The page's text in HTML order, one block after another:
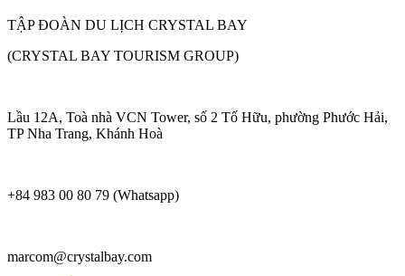
TẬP ĐOÀN DU LỊCH CRYSTAL BAY
(CRYSTAL BAY TOURISM GROUP)
Lầu 12A, Toà nhà VCN Tower, số 2 Tố Hữu, phường Phước Hải,
TP Nha Trang, Khánh Hoà
+84 983 00 80 79 (Whatsapp)
marcom@crystalbay.com